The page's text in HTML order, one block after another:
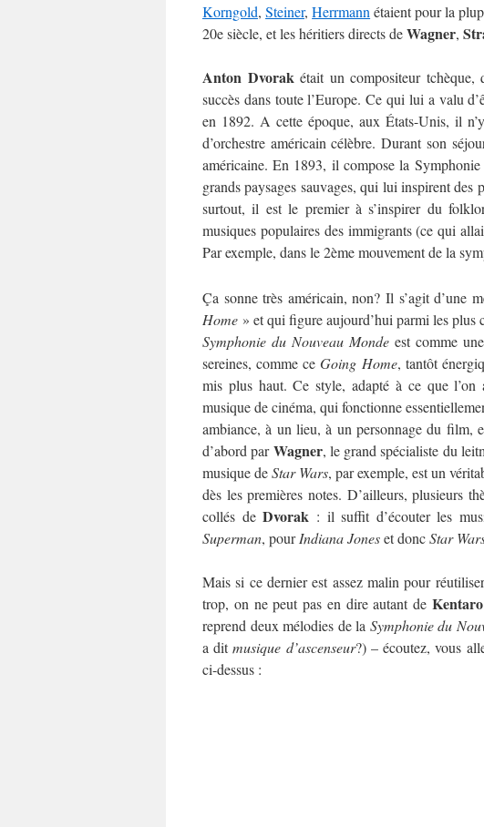
Korngold,Steiner,Herrmann étaient pour la
20e siècle, et les héritiers directs deWagner,
Anton Dvorak était un compositeur
succès dans toute l’Europe. Ce qui lui a valu
en 1892. A cette époque, aux États-Unis, il
d’orchestre américain célèbre. Durant son
américaine. En 1893, il compose la
grands paysages sauvages, qui lui inspirent des
surtout, il est le premier à s’inspirer du
musiques populaires des immigrants (ce qui
Par exemple, dans le 2ème mouvement de la
Ça sonne très américain, non? Il s’agit d’une
Home » et qui figure aujourd’hui parmi les
Symphonie du Nouveau Mondeest comme
sereines, comme ceGoing Home, tantôt
mis plus haut. Ce style, adapté à ce que
musique de cinéma, qui fonctionne
ambiance, à un lieu, à un personnage du film,
d’abord parWagner, le grand spécialiste du
musique deStar Wars, par exemple, est un
dès les premières notes. D’ailleurs, plusieurs
collés deDvorak : il suffit d’écouter les
Superman, pourIndiana Joneset doncStar
Mais si ce dernier est assez malin pour
trop, on ne peut pas en dire autant de
reprend deux mélodies de la Symphonie du
a ditmusique d’ascenseur?) – écoutez, vous
ci-dessus :